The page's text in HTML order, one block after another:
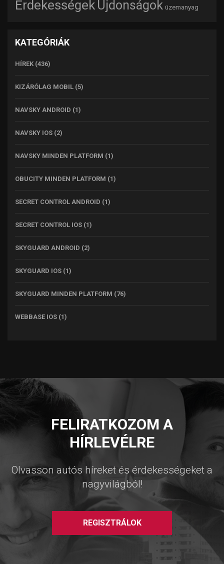
Érdekességek Újdonságok üzemanyag
KATEGÓRIÁK
HÍREK (436)
KIZÁRÓLAG MOBIL (5)
NAVSKY ANDROID (1)
NAVSKY IOS (2)
NAVSKY MINDEN PLATFORM (1)
OBUCITY MINDEN PLATFORM (1)
SECRET CONTROL ANDROID (1)
SECRET CONTROL IOS (1)
SKYGUARD ANDROID (2)
SKYGUARD IOS (1)
SKYGUARD MINDEN PLATFORM (76)
WEBBASE IOS (1)
FELIRATKOZOM A
HÍRLEVÉLRE
Olvasson autós híreket és érdekességeket a
nagyvilágból!
REGISZTRÁLOK